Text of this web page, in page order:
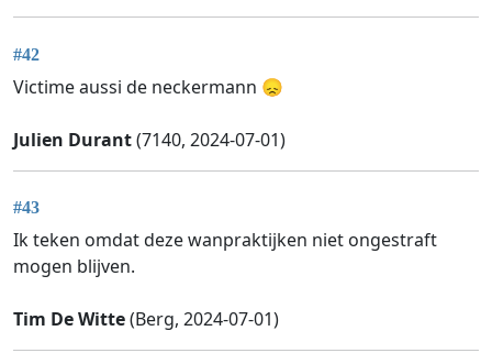
#42
Victime aussi de neckermann 😞
Julien Durant(7140, 2024-07-01)
#43
Ik teken omdat deze wanpraktijken niet ongestraft
mogen blijven.
Tim De Witte(Berg, 2024-07-01)